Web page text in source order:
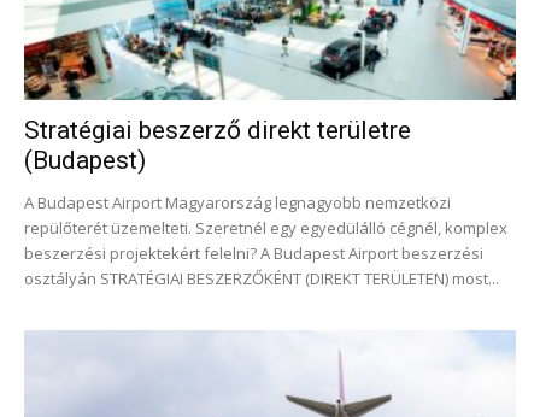
Stratégiai beszerző direkt területre
(Budapest)
A Budapest Airport Magyarország legnagyobb nemzetközi
repülőterét üzemelteti. Szeretnél egy egyedülálló cégnél, komplex
beszerzési projektekért felelni? A Budapest Airport beszerzési
osztályán STRATÉGIAI BESZERZŐKÉNT (DIREKT TERÜLETEN) most...